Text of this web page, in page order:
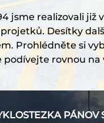
jsme realizovali již
Desítky
Prohlédněte si
podívejte rovnou na
PÁNOV